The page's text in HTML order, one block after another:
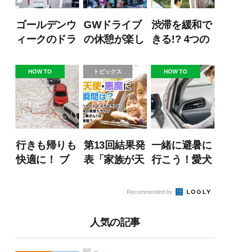
ゴールデンウ
ィークのドラ
に！渋滞回避
の完全ガイド
GWドライブ
の休憩が楽し
高速おすすめ
SA・PA 3選
【関東】
渋滞を緩和で
きる!? 4つの
HOW TO
行きも帰りも
快適に！ ブ
トピックス
第13回結果発
表「家族が天
HOW TO
一緒に避暑に
行こう！愛犬
での熱中症対
Recommended by
人気の記事